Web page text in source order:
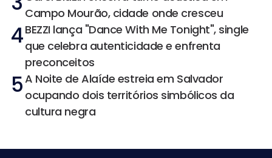
Campo Mourão, cidade onde cresceu
4BEZZI lança "Dance With Me Tonight", single
que celebra autenticidade e enfrenta
preconceitos
5A Noite de Alaíde estreia em Salvador
ocupando dois territórios simbólicos da
cultura negra